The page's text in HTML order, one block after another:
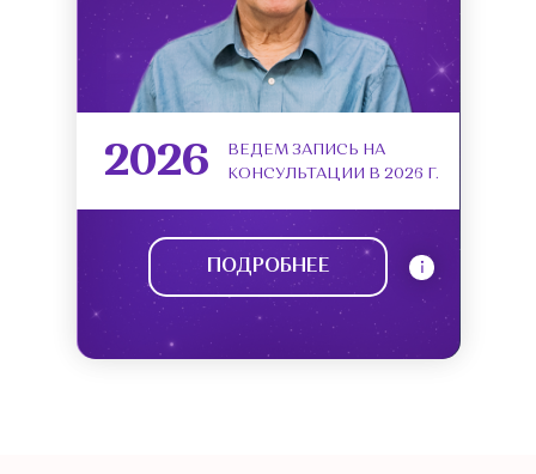
2026
ВЕДЕМ ЗАПИСЬ НА
КОНСУЛЬТАЦИИ В 2026 Г.
ПОДРОБНЕЕ